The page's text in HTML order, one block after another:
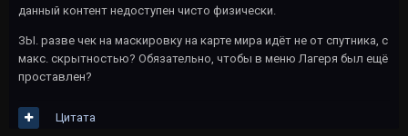
данный контент недоступен чисто физически.
ЗЫ. разве чек на маскировку на карте мира идёт не от спутника, с
макс. скрытностью? Обязательно, чтобы в меню Лагеря был ещё
проставлен?
Цитата